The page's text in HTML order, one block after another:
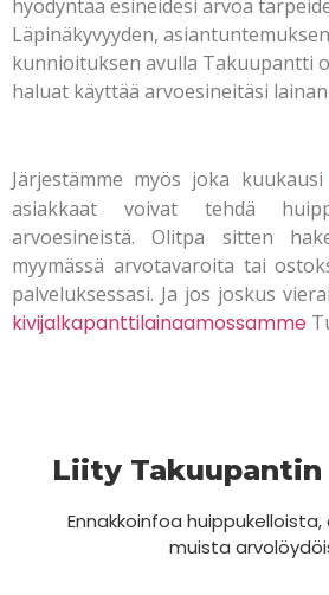
hyödyntää esineidesi arvoa
Läpinäkyvyyden,
kunnioituksen avulla Takuupantti
haluat käyttää arvoesineitäsi
Järjestämme myös joka kuukausi
asiakkaat voivat tehdä
arvoesineistä. Olitpa sitten
myymässä arvotavaroita tai
palveluksessasi. Ja jos joskus
kivijalkapanttilainaamossamme
Liity
Ennakkoinfoa
muista